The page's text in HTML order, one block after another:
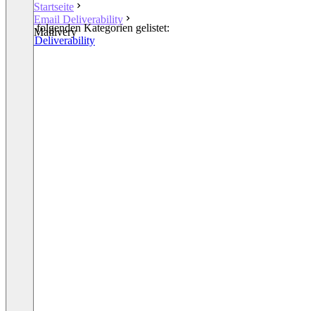
Startseite
Email Deliverability
Mailivery
In den folgenden Kategorien gelistet:
Email Deliverability